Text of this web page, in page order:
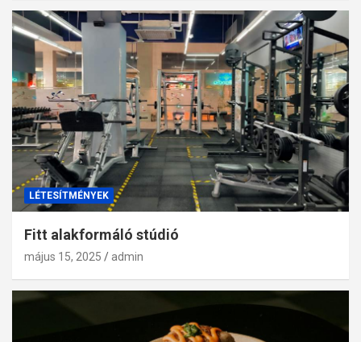
LÉTESÍTMÉNYEK
Fitt alakformáló stúdió
május 15, 2025 admin